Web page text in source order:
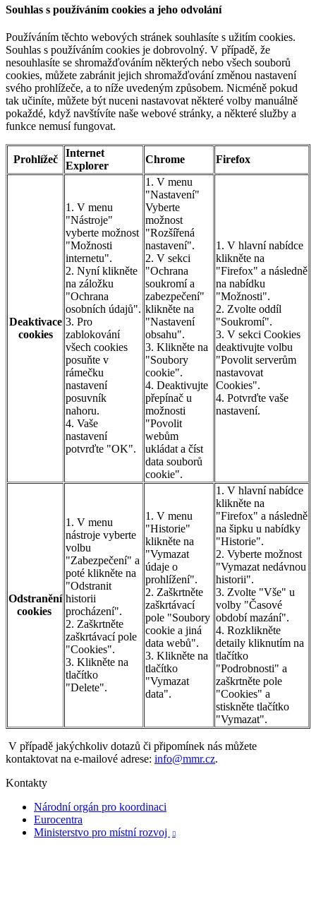
Souhlas s používáním cookies a jeho odvolání
Používáním těchto webových stránek souhlasíte s užitím cookies.
Souhlas s používáním cookies je dobrovolný. V případě, že
nesouhlasíte se shromažďováním některých nebo všech souborů
cookies, můžete zabránit jejich shromažďování změnou nastavení
svého prohlížeče, a to níže uvedeným způsobem. Nicméně pokud
tak učiníte, můžete být nuceni nastavovat některé volby manuálně
pokaždé, když navštívíte naše webové stránky, a některé služby a
funkce nemusí fungovat.
Prohlížeč
Internet
Explorer
Chrome Firefox
Deaktivace
cookies
1. V menu
"Nástroje"
vyberte možnost
"Možnosti
internetu".
2. Nyní klikněte
na záložku
"Ochrana
osobních údajů".
3. Pro
zablokování
všech cookies
posuňte v
rámečku
nastavení
posuvník
nahoru.
4. Vaše
nastavení
potvrďte "OK".
1. V menu
"Nastavení"
Vyberte
možnost
"Rozšířená
nastavení".
2. V sekci
"Ochrana
soukromí a
zabezpečení"
klikněte na
"Nastavení
obsahu".
3. Klikněte na
"Soubory
cookie".
4. Deaktivujte
přepínač u
možnosti
"Povolit
webům
ukládat a číst
data souborů
cookie".
1. V hlavní nabídce
klikněte na
"Firefox" a následně
na nabídku
"Možnosti".
2. Zvolte oddíl
"Soukromí".
3. V sekci Cookies
deaktivujte volbu
"Povolit serverům
nastavovat
Cookies".
4. Potvrďte vaše
nastavení.
Odstranění
cookies
1. V menu
nástroje vyberte
volbu
"Zabezpečení" a
poté klikněte na
"Odstranit
historii
procházení".
2. Zaškrtněte
zaškrtávací pole
"Cookies".
3. Klikněte na
tlačítko
"Delete".
1. V menu
"Historie"
klikněte na
"Vymazat
údaje o
prohlížení".
2. Zaškrtněte
zaškrtávací
pole "Soubory
cookie a jiná
data webů".
3. Klikněte na
tlačítko
"Vymazat
data".
1. V hlavní nabídce
klikněte na
"Firefox" a následně
na šipku u nabídky
"Historie".
2. Vyberte možnost
"Vymazat nedávnou
historii".
3. Zvolte "Vše" u
volby "Časové
období mazání".
4. Rozklikněte
detaily kliknutím na
tlačítko
"Podrobnosti" a
zaškrtněte pole
"Cookies" a
stiskněte tlačítko
"Vymazat".
V případě jakýchkoliv dotazů či připomínek nás můžete
kontaktovat na e-mailové adrese: info@mmr.cz.
Kontakty
Národní orgán pro koordinaci
Eurocentra
Ministerstvo pro místní rozvoj
